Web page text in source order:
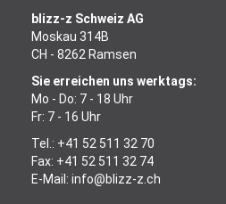
blizz-z Schweiz AG
Moskau 314B
CH - 8262 Ramsen
Sie erreichen uns werktags:
Mo - Do: 7 - 18 Uhr
Fr: 7 - 16 Uhr
Tel.: +41 52 511 32 70
Fax: +41 52 511 32 74
E-Mail: info@blizz-z.ch